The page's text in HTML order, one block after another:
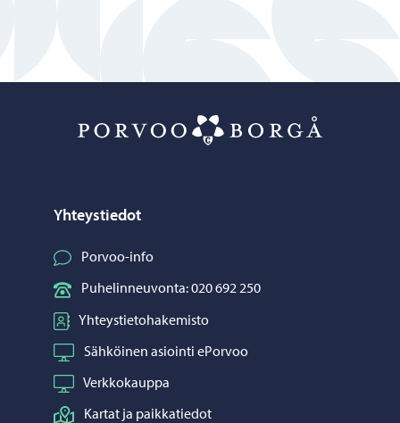
Yhteystiedot
Porvoo-info
Puhelinneuvonta: 020 692 250
Yhteystietohakemisto
Sähköinen asiointi ePorvoo
Verkkokauppa
Kartat ja paikkatiedot